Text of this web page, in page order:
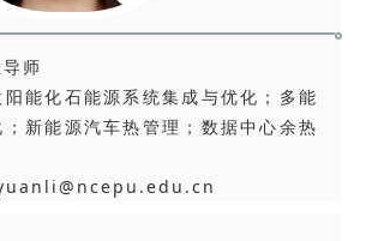
师
阳能化石能源系统集成与优化；多能
新能源汽车热管理；数据中心余热